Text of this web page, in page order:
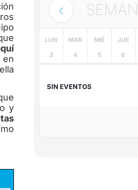
en
y
LUN
3
MAR
4
MIÉ
5
JUE
6
SIN EVENTOS